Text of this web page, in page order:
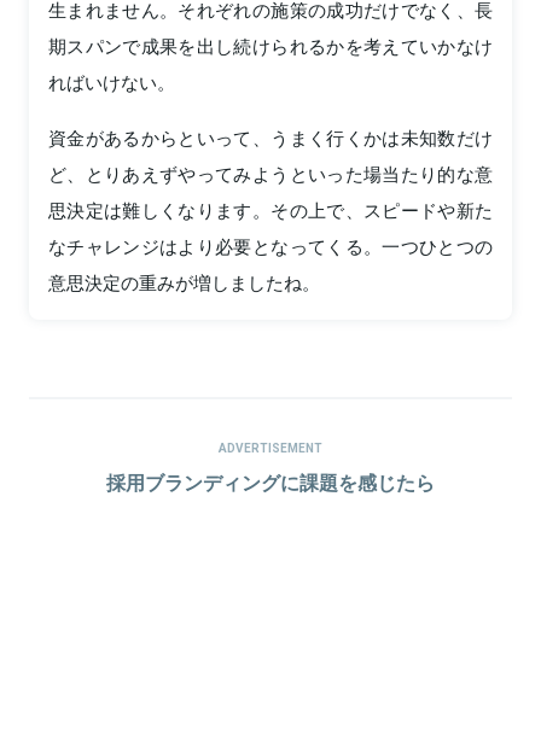
生まれません。それぞれの施策の成功だけでなく、長
期スパンで成果を出し続けられるかを考えていかなけ
ればいけない。
資金があるからといって、うまく行くかは未知数だけ
ど、とりあえずやってみようといった場当たり的な意
思決定は難しくなります。その上で、スピードや新た
なチャレンジはより必要となってくる。一つひとつの
意思決定の重みが増しましたね。
ADVERTISEMENT
採用ブランディングに課題を感じたら